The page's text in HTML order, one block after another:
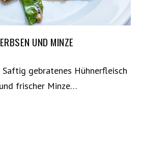
UND MINZE
gebratenes Hühnerfleisch
frischer Minze…